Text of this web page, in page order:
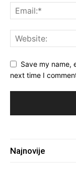
Save my name,
next time I
Najnovije